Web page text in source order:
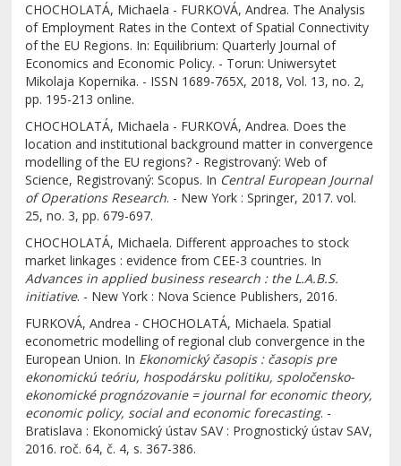
CHOCHOLATÁ, Michaela - FURKOVÁ, Andrea. The Analysis
of Employment Rates in the Context of Spatial Connectivity
of the EU Regions. In: Equilibrium: Quarterly Journal of
Economics and Economic Policy. - Torun: Uniwersytet
Mikolaja Kopernika. - ISSN 1689-765X, 2018, Vol. 13, no. 2,
pp. 195-213 online.
CHOCHOLATÁ, Michaela - FURKOVÁ, Andrea. Does the
location and institutional background matter in convergence
modelling of the EU regions? - Registrovaný: Web of
Science, Registrovaný: Scopus. In Central European Journal
of Operations Research. - New York : Springer, 2017. vol.
25, no. 3, pp. 679-697.
CHOCHOLATÁ, Michaela. Different approaches to stock
market linkages : evidence from CEE-3 countries. In
Advances in applied business research : the L.A.B.S.
initiative. - New York : Nova Science Publishers, 2016.
FURKOVÁ, Andrea - CHOCHOLATÁ, Michaela. Spatial
econometric modelling of regional club convergence in the
European Union. In Ekonomický časopis : časopis pre
ekonomickú teóriu, hospodársku politiku, spoločensko-
ekonomické prognózovanie = journal for economic theory,
economic policy, social and economic forecasting. -
Bratislava : Ekonomický ústav SAV : Prognostický ústav SAV,
2016. roč. 64, č. 4, s. 367-386.